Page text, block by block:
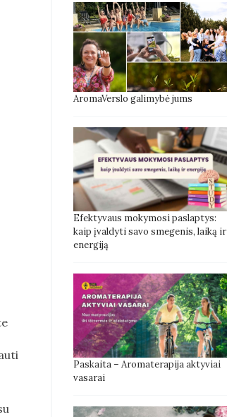
AromaVerslo galimybė jums
Efektyvaus mokymosi paslaptys:
kaip įvaldyti savo smegenis, laiką ir
energiją
Paskaita – Aromaterapija aktyviai
vasarai